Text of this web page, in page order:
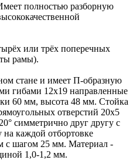
полностью разборную
или трёх поперечных
рамы).
стане и имеет П-образную
гибами 12х19 направленные
60 мм, высота 48 мм. Стойка
отверстий 20х5
симметрично друг другу с
каждой отбортовке
с шагом 25 мм. Материал -
1,0-1,2 мм.